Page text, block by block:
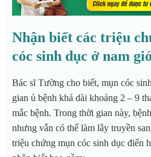
Nhận biết các triệu
cóc sinh dục ở nam
Bác sĩ Tường cho biết, mụn cóc
gian ủ bệnh khá dài khoảng 2 – 9
mắc bệnh. Trong thời gian này,
nhưng vẫn có thể làm lây truyền
triệu chứng mụn cóc sinh dục điển